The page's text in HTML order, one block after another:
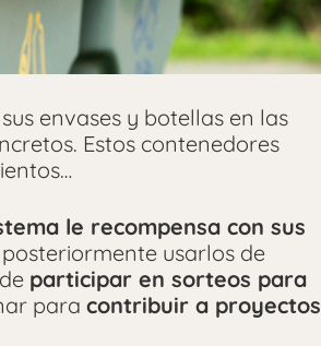
envases y botellas en las
Estos contenedores
le recompensa con sus
usarlos de
participar en sorteos para
para contribuir a proyectos